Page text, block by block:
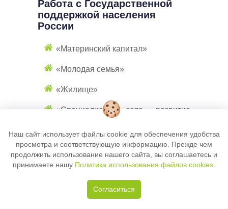
Работа с Государственной
поддержкой населения
России
«Материнский капитал»
«Молодая семья»
«Жилище»
«Специалист на селе - развитие
«Жилищьные программы для
участноков ВОВ и боевых
действий»
«Жильё для бюджетников»
Наш сайт использует файлы cookie для обеспечения удобства
просмотра и соответствующую информацию. Прежде чем
продолжить использование нашего сайта, вы соглашаетесь и
принимаете нашу Политика использования файлов cookies.
Согласиться